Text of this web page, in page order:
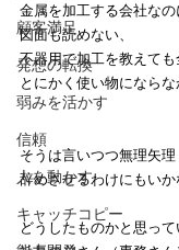
顧客満足
発想の転換
弱みを活かす
信頼
人を動かす
キャッチコピー
金属を加工する会社なの
図面も読めない、
不器用で加工を教えて
とにかく使い物にならな
そうは言いつつ無理矢理
辞めさせるわけにもいか
どうしたものかと思って